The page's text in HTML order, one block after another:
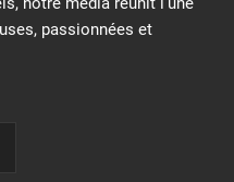
passionnées et